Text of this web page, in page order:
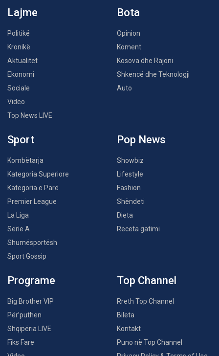
Lajme
Politikë
Kronikë
Aktualitet
Ekonomi
Sociale
Video
Top News LIVE
Bota
Opinion
Koment
Kosova dhe Rajoni
Shkencë dhe Teknologji
Auto
Sport
Kombëtarja
Kategoria Superiore
Kategoria e Parë
Premier League
La Liga
Serie A
Shumësportësh
Sport Gossip
Pop News
Showbiz
Lifestyle
Fashion
Shëndeti
Dieta
Receta gatimi
Programe
Big Brother VIP
Për’puthen
Shqipëria LIVE
Fiks Fare
Top Channel
Rreth Top Channel
Bileta
Kontakt
Puno në Top Channel